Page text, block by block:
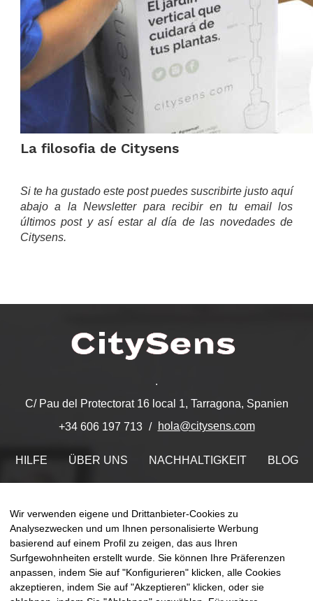
La filosofia de Citysens
Si te ha gustado este post puedes suscribirte justo aquí
abajo a la Newsletter para recibir en tu email los
últimos post y así estar al día de las novedades de
Citysens.
.
C/ Pau del Protectorat 16 local 1, Tarragona, Spanien
+34 606 197 713
hola@citysens.com
HILFE ÜBER UNS NACHHALTIGKEIT BLOG
Finden Sie uns auf
Wir verwenden eigene und Drittanbieter-Cookies zu
Analysezwecken und um Ihnen personalisierte Werbung
basierend auf einem Profil zu zeigen, das aus Ihren
Surfgewohnheiten erstellt wurde. Sie können Ihre Präferenzen
anpassen, indem Sie auf "Konfigurieren" klicken, alle Cookies
akzeptieren, indem Sie auf "Akzeptieren" klicken, oder sie